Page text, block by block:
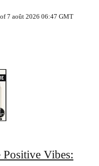
of 7 août 2026 06:47 GMT
Vibes: